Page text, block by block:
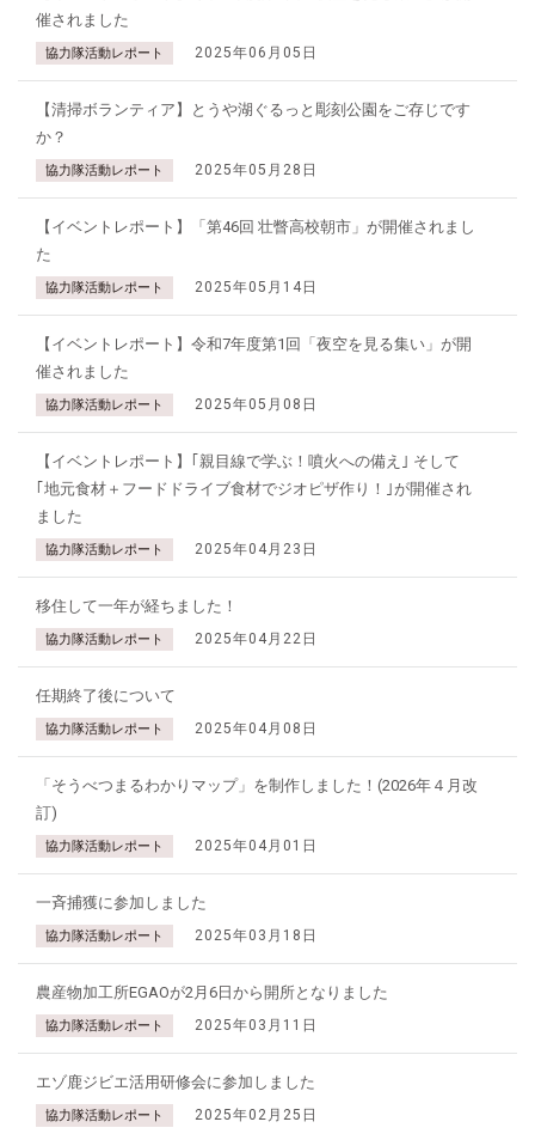
催されました
協力隊活動レポート 2025年06月05日
【清掃ボランティア】とうや湖ぐるっと彫刻公園をご存じです
か？
協力隊活動レポート 2025年05月28日
【イベントレポート】「第46回 壮瞥高校朝市」が開催されまし
た
協力隊活動レポート 2025年05月14日
【イベントレポート】令和7年度第1回「夜空を見る集い」が開
催されました
協力隊活動レポート 2025年05月08日
【イベントレポート】｢親目線で学ぶ！噴火への備え｣ そして
｢地元食材＋フードドライブ食材でジオピザ作り！｣が開催され
ました
協力隊活動レポート 2025年04月23日
移住して一年が経ちました！
協力隊活動レポート 2025年04月22日
任期終了後について
協力隊活動レポート 2025年04月08日
「そうべつまるわかりマップ」を制作しました！(2026年４月改
訂)
協力隊活動レポート 2025年04月01日
一斉捕獲に参加しました
協力隊活動レポート 2025年03月18日
農産物加工所EGAOが2月6日から開所となりました
協力隊活動レポート 2025年03月11日
エゾ鹿ジビエ活用研修会に参加しました
協力隊活動レポート 2025年02月25日